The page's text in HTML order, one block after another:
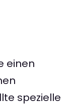
einen
spezielle